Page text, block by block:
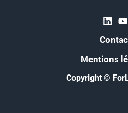
Mentions
Copyright ©